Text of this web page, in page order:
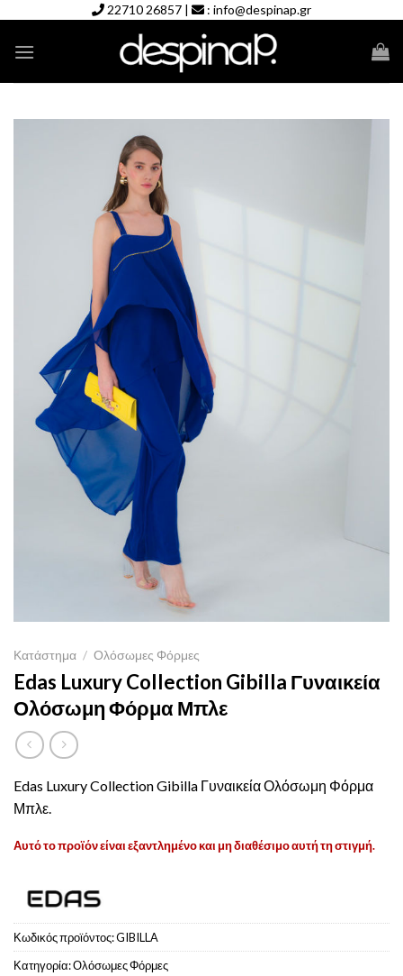
content
22710 26857 | : info@despinap.gr
Κατάστημα / Ολόσωμες Φόρμες
Edas Luxury Collection Gibilla Γυναικεία
Ολόσωμη Φόρμα Μπλε
Edas Luxury Collection Gibilla Γυναικεία Ολόσωμη Φόρμα
Μπλε.
Αυτό το προϊόν είναι εξαντλημένο και μη διαθέσιμο αυτή τη στιγμή.
Κωδικός προϊόντος:GIBILLA
Κατηγορία:Ολόσωμες Φόρμες